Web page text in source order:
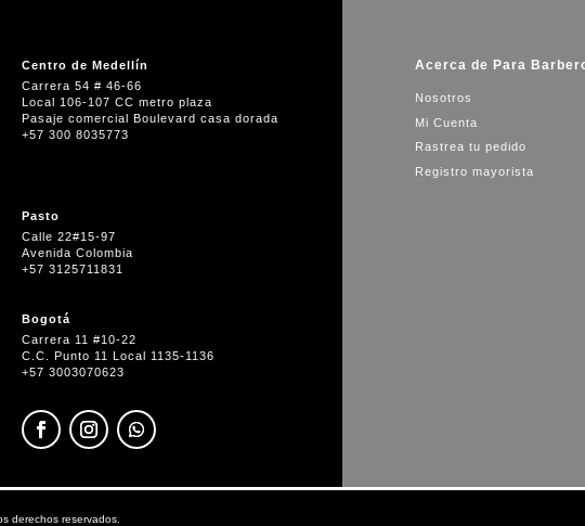
Centro de Medellín
Carrera 54 # 46-66
Local 106-107 CC metro plaza
Pasaje comercial Boulevard casa dorada
+57 300 8035773
Pasto
Calle 22#15-97
Avenida Colombia
+57 3125711831
Bogotá
Carrera 11 #10-22
C.C. Punto 11 Local 1135-1136
+57 3003070623
Acerca de Para
Nosotros
Mi Cuenta
Rastrea tu pedido
Registro mayorista
derechos reservados.